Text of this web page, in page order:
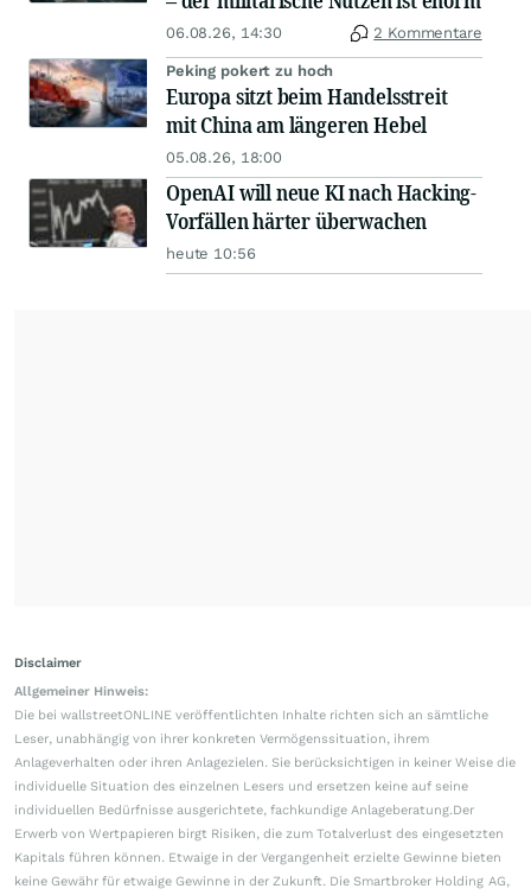
06.08.26, 14:30 2 Kommentare
Peking pokert zu hoch
Europa sitzt beim Handelsstreit
mit China am längeren Hebel
05.08.26, 18:00
OpenAI will neue KI nach Hacking-
Vorfällen härter überwachen
heute 10:56
Disclaimer
Allgemeiner Hinweis:
Die bei wallstreetONLINE veröffentlichten Inhalte richten sich an sämtliche
Leser, unabhängig von ihrer konkreten Vermögenssituation, ihrem
Anlageverhalten oder ihren Anlagezielen. Sie berücksichtigen in keiner Weise die
individuelle Situation des einzelnen Lesers und ersetzen keine auf seine
individuellen Bedürfnisse ausgerichtete, fachkundige Anlageberatung.Der
Erwerb von Wertpapieren birgt Risiken, die zum Totalverlust des eingesetzten
Kapitals führen können. Etwaige in der Vergangenheit erzielte Gewinne bieten
keine Gewähr für etwaige Gewinne in der Zukunft. Die Smartbroker Holding AG,